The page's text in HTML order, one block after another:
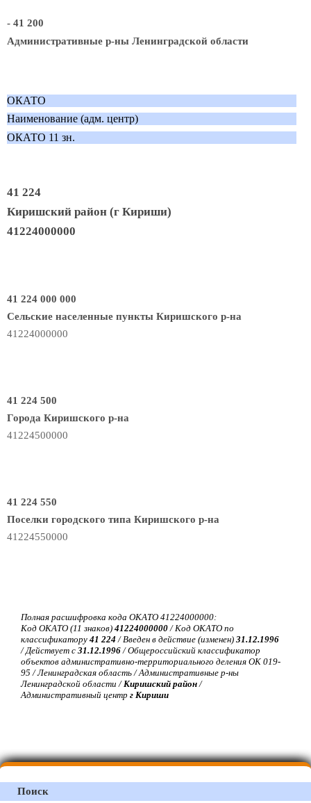
- 41 200
Административные р-ны Ленинградской области
ОКАТО
Наименование (адм. центр)
ОКАТО 11 зн.
41 224
Киришский район (г Кириши)
41224000000
41 224 000 000
Сельские населенные пункты Киришского р-на
41224000000
41 224 500
Города Киришского р-на
41224500000
41 224 550
Поселки городского типа Киришского р-на
41224550000
Полная расшифровка кода ОКАТО 41224000000:
Код ОКАТО (11 знаков) 41224000000 / Код ОКАТО по
классификатору 41 224 / Введен в действие (изменен) 31.12.1996
/ Действует с 31.12.1996 / Общероссийский классификатор
объектов административно-территориального деления ОК 019-
95 / Ленинградская область / Административные р-ны
Ленинградской области / Киришский район /
Административный центр г Кириши
Поиск